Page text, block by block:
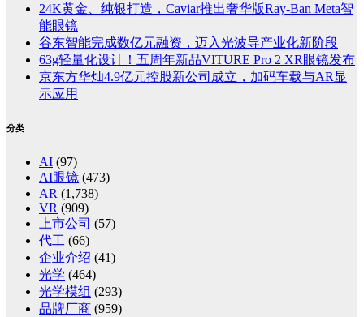
24K黄金、纯银打造，Caviar推出奢华版Ray-Ban Meta智
能眼镜
谷东智能完成数亿元融资，迈入光波导产业化新阶段
63g轻量化设计！五周年新品VITURE Pro 2 XR眼镜发布
京东方华灿4.9亿元控股新公司成立，加码车载与AR显
示应用
分类
AI (97)
AI眼镜 (473)
AR (1,738)
VR (909)
上市公司 (57)
代工 (66)
企业介绍 (41)
光学 (464)
光学模组 (293)
品牌厂商 (959)